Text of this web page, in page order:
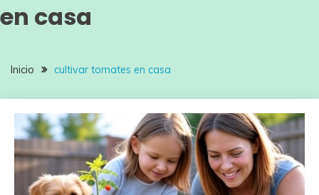
en casa
Inicio cultivar tomates en casa